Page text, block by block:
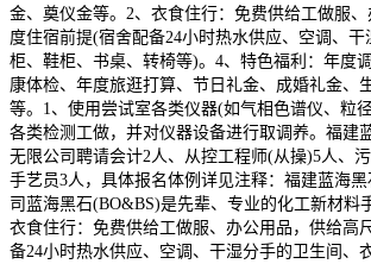
金、奠仪金等。2、衣食住行：免费供给工做服
度住宿前提(宿舍配备24小时热水供应、空调、
柜、鞋柜、书桌、转椅等)。4、特色福利：年度
康体检、年度旅逛打算、节日礼金、成婚礼金、
等。1、使用尝试室各类仪器(如气相色谱仪、粒
各类检测工做，并对仪器设备进行取调养。福建
无限公司聘请会计2人、从控工程师(从操)5人、
手艺员3人，具体报名体例详见注释：福建蓝海
司蓝海黑石(BO&BS)是先辈、专业的化工新材料
衣食住行：免费供给工做服、办公用品，供给高
备24小时热水供应、空调、干湿分手的卫生间、